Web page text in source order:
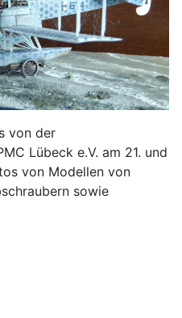
von der
Lübeck e.V. am 21. und
von Modellen von
sowie